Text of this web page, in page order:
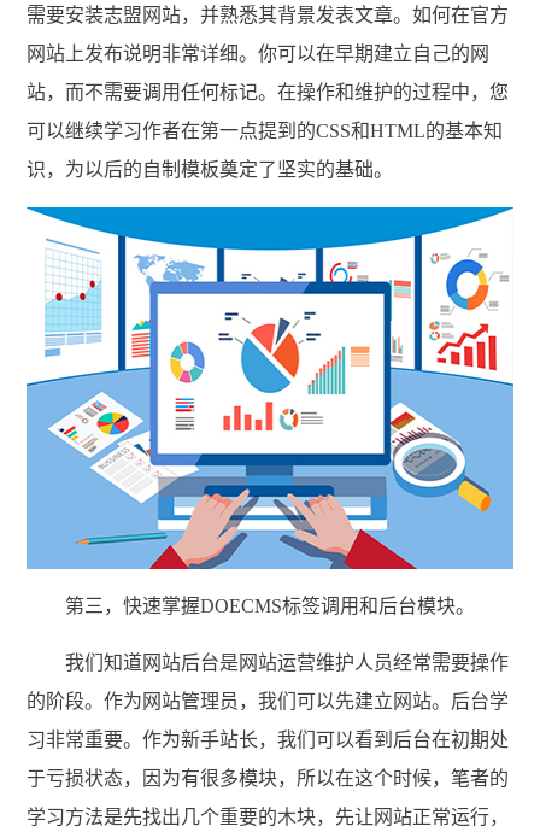
需要安装志盟网站，并熟悉其背景发表文章。如何在官方
网站上发布说明非常详细。你可以在早期建立自己的网
站，而不需要调用任何标记。在操作和维护的过程中，您
可以继续学习作者在第一点提到的CSS和HTML的基本知
识，为以后的自制模板奠定了坚实的基础。
第三，快速掌握DOECMS标签调用和后台模块。
我们知道网站后台是网站运营维护人员经常需要操作
的阶段。作为网站管理员，我们可以先建立网站。后台学
习非常重要。作为新手站长，我们可以看到后台在初期处
于亏损状态，因为有很多模块，所以在这个时候，笔者的
学习方法是先找出几个重要的木块，先让网站正常运行，